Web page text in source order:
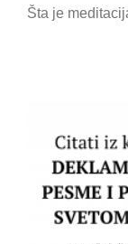
Šta je
O